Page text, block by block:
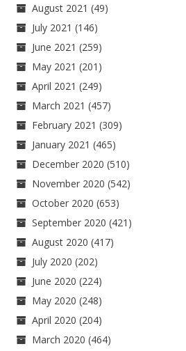
August 2021 (49)
July 2021 (146)
June 2021 (259)
May 2021 (201)
April 2021 (249)
March 2021 (457)
February 2021 (309)
January 2021 (465)
December 2020 (510)
November 2020 (542)
October 2020 (653)
September 2020 (421)
August 2020 (417)
July 2020 (202)
June 2020 (224)
May 2020 (248)
April 2020 (204)
March 2020 (464)